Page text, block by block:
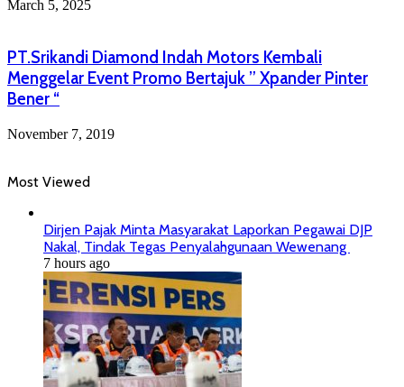
March 5, 2025
PT.Srikandi Diamond Indah Motors Kembali
Menggelar Event Promo Bertajuk ” Xpander Pinter
Bener “
November 7, 2019
Most Viewed
Dirjen Pajak Minta Masyarakat Laporkan Pegawai DJP
Nakal, Tindak Tegas Penyalahgunaan Wewenang
7 hours ago